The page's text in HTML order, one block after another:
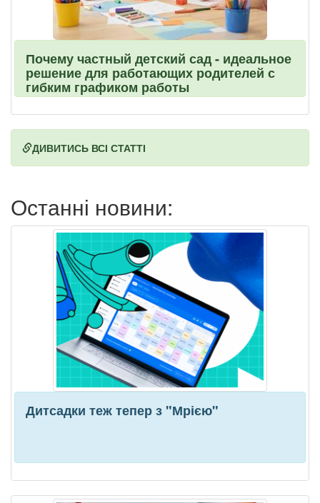
Почему частный детский сад - идеальное
решение для работающих родителей с
гибким графиком работы
ДИВИТИСЬ ВСІ СТАТТІ
Останні новини:
Дитсадки теж тепер з "Мрією"